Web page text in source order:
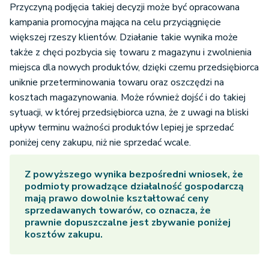
Przyczyną podjęcia takiej decyzji może być opracowana
kampania promocyjna mająca na celu przyciągnięcie
większej rzeszy klientów. Działanie takie wynika może
także z chęci pozbycia się towaru z magazynu i zwolnienia
miejsca dla nowych produktów, dzięki czemu przedsiębiorca
uniknie przeterminowania towaru oraz oszczędzi na
kosztach magazynowania. Może również dojść i do takiej
sytuacji, w której przedsiębiorca uzna, że z uwagi na bliski
upływ terminu ważności produktów lepiej je sprzedać
poniżej ceny zakupu, niż nie sprzedać wcale.
Z powyższego wynika bezpośredni wniosek, że
podmioty prowadzące działalność gospodarczą
mają prawo dowolnie kształtować ceny
sprzedawanych towarów, co oznacza, że
prawnie dopuszczalne jest zbywanie poniżej
kosztów zakupu.